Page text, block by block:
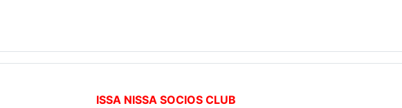
ISSA NISSA SOCIOS CLUB